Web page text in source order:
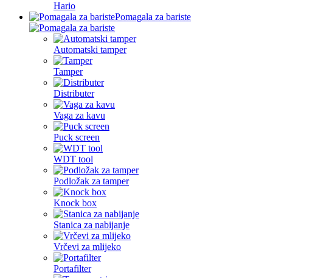
Hario
Pomagala za bariste
Automatski tamper
Tamper
Distributer
Vaga za kavu
Puck screen
WDT tool
Podložak za tamper
Knock box
Stanica za nabijanje
Vrčevi za mlijeko
Portafilter